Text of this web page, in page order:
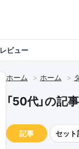
レビュー
ホーム ホーム
「50代」の記事
記事 セット